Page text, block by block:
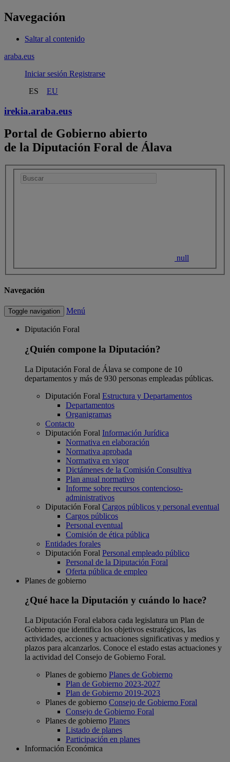
Navegación
Saltar al contenido
araba.eus
Iniciar sesión Registrarse
ES
EU
irekia.araba.eus
Portal de Gobierno abierto
de la Diputación Foral de Álava
null
Navegación
Toggle navigation Menú
Diputación Foral
¿Quién compone la Diputación?
La Diputación Foral de Álava se compone de 10
departamentos y más de 930 personas empleadas públicas.
Diputación Foral Estructura y Departamentos
Departamentos
Organigramas
Contacto
Diputación Foral Información Jurídica
Normativa en elaboración
Normativa aprobada
Normativa en vigor
Dictámenes de la Comisión Consultiva
Plan anual normativo
Informe sobre recursos contencioso-
administrativos
Diputación Foral Cargos públicos y personal eventual
Cargos públicos
Personal eventual
Comisión de ética pública
Entidades forales
Diputación Foral Personal empleado público
Personal de la Diputación Foral
Oferta pública de empleo
Planes de gobierno
¿Qué hace la Diputación y cuándo lo hace?
La Diputación Foral elabora cada legislatura un Plan de
Gobierno que identifica los objetivos estratégicos, las
actividades, acciones y actuaciones significativas y medios y
plazos para alcanzarlos. Conoce el estado estas actuaciones y
la actividad del Consejo de Gobierno Foral.
Planes de gobierno Planes de Gobierno
Plan de Gobierno 2023-2027
Plan de Gobierno 2019-2023
Planes de gobierno Consejo de Gobierno Foral
Consejo de Gobierno Foral
Planes de gobierno Planes
Listado de planes
Participación en planes
Información Económica